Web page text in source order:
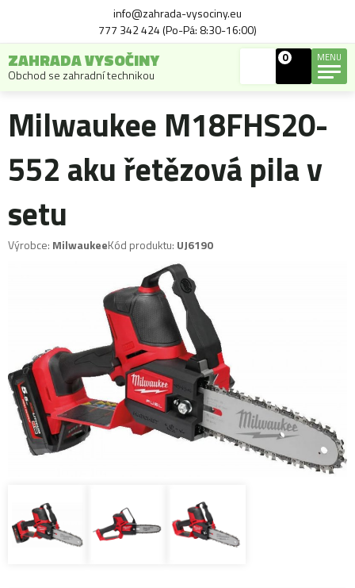
info@zahrada-vysociny.eu
777 342 424 (Po-Pá: 8:30-16:00)
ZAHRADA VYSOČINY
Obchod se zahradní technikou
0 MENU
Milwaukee M18FHS20-
552 aku řetězová pila v
setu
Výrobce: MilwaukeeKód produktu: UJ6190